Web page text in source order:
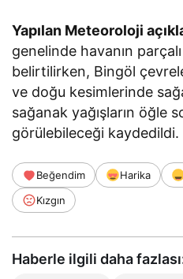
Yapılan Meteoroloji
genelinde havanın
belirtilirken, Bingöl
ve doğu kesimlerinde
sağanak yağışların öğle
görülebileceği kaydedildi.
Beğendim Harika
Kızgın
Haberle ilgili daha